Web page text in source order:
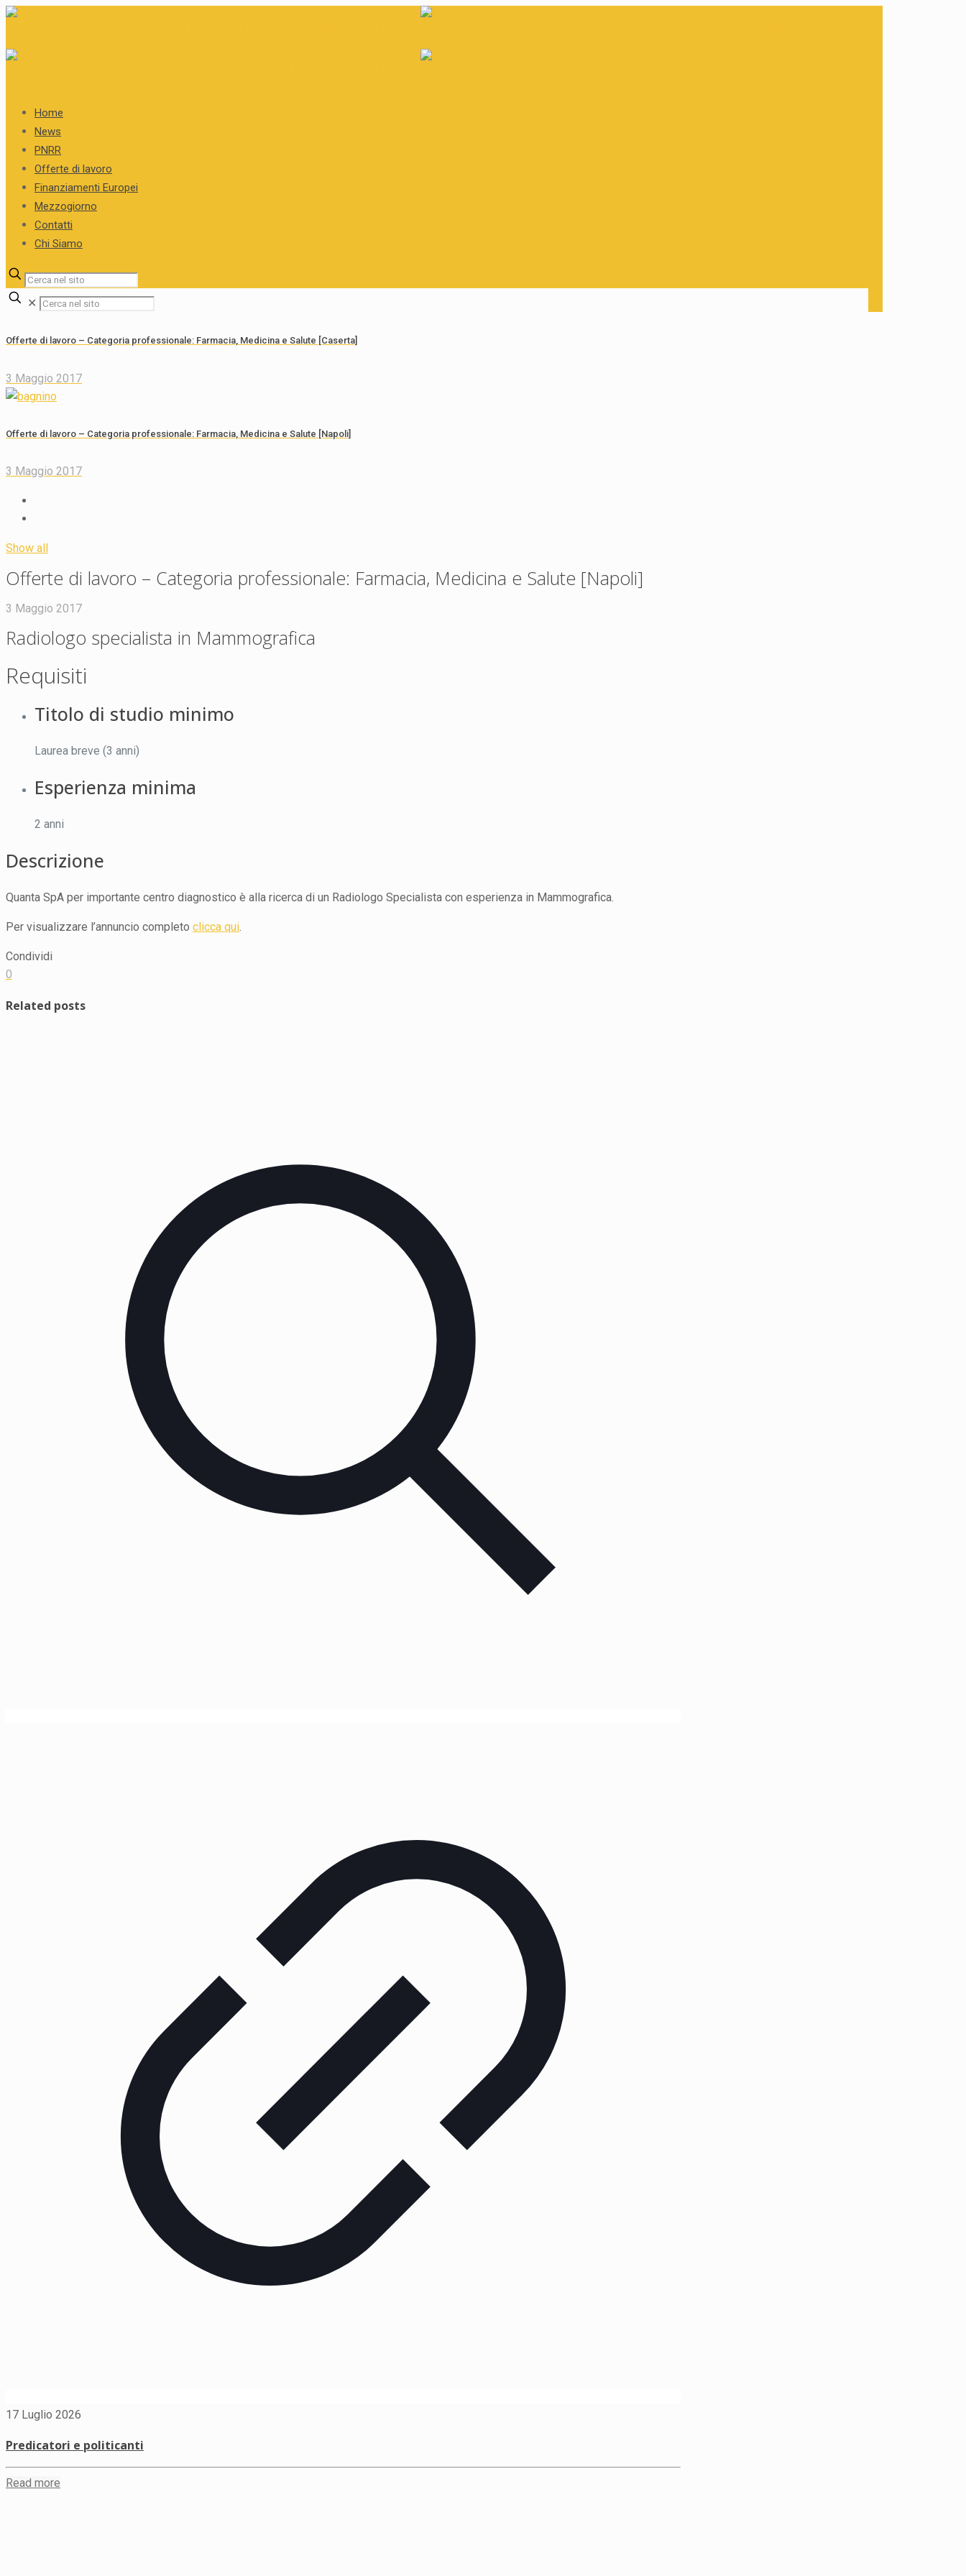
Home
News
PNRR
Offerte di lavoro
Finanziamenti Europei
Mezzogiorno
Contatti
Chi Siamo
✕
Offerte di lavoro – Categoria professionale: Farmacia, Medicina e Salute [Caserta]
3 Maggio 2017
Offerte di lavoro – Categoria professionale: Farmacia, Medicina e Salute [Napoli]
3 Maggio 2017
Show all
Offerte di lavoro – Categoria professionale: Farmacia, Medicina e Salute [Napoli]
3 Maggio 2017
Radiologo specialista in Mammografica
Requisiti
Titolo di studio minimo
Laurea breve (3 anni)
Esperienza minima
2 anni
Descrizione
Quanta SpA per importante centro diagnostico è alla ricerca di un Radiologo Specialista con esperienza in Mammografica.
Per visualizzare l’annuncio completo clicca qui.
Condividi
0
Related posts
17 Luglio 2026
Predicatori e politicanti
Read more